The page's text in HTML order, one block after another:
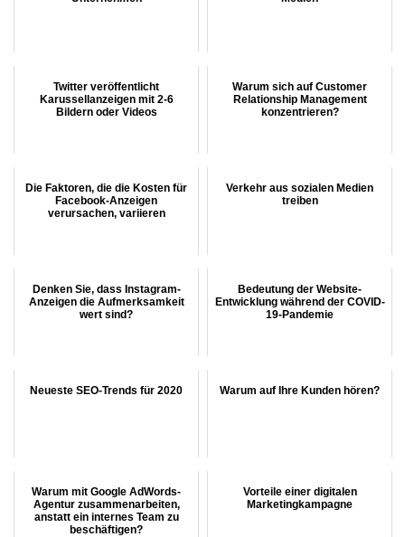
Twitter veröffentlicht
Karussellanzeigen mit 2-6
Bildern oder Videos
Warum sich auf Customer
Relationship Management
konzentrieren?
Die Faktoren, die die Kosten für
Facebook-Anzeigen
verursachen, variieren
Verkehr aus sozialen Medien
treiben
Denken Sie, dass Instagram-
Anzeigen die Aufmerksamkeit
wert sind?
Bedeutung der Website-
Entwicklung während der COVID-
19-Pandemie
Neueste SEO-Trends für 2020 Warum auf Ihre Kunden hören?
Warum mit Google AdWords-
Agentur zusammenarbeiten,
anstatt ein internes Team zu
beschäftigen?
Vorteile einer digitalen
Marketingkampagne